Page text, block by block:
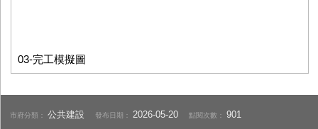
03-完工模擬圖
市府分類：公共建設 發布日期： 2026-05-20 點閱次數：901